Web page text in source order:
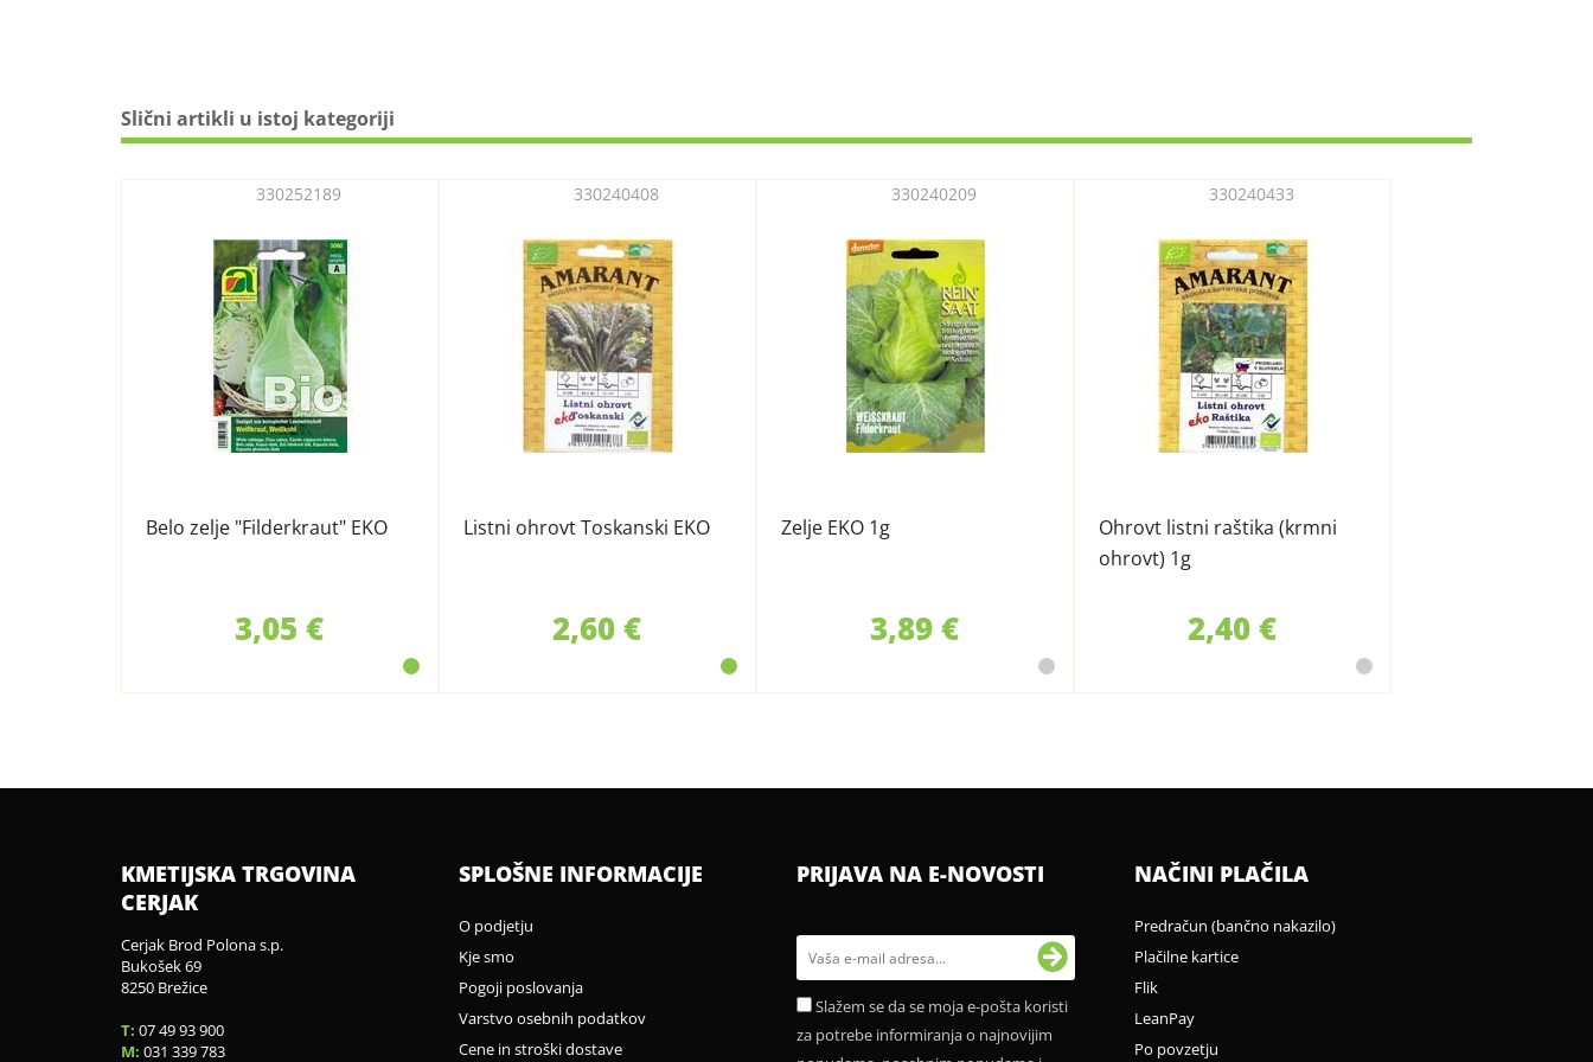
Slični artikli u istoj kategoriji
Belo zelje "Filderkraut" EKO
330252189
3,05 €
Listni ohrovt Toskanski EKO
330240408
2,60 €
Zelje EKO 1g
330240209
3,89 €
Ohrovt listni raštika (krmni
ohrovt) 1g
330240433
2,40 €
KMETIJSKA TRGOVINA
CERJAK
Cerjak Brod Polona s.p.
Bukošek 69
8250 Brežice
T: 07 49 93 900
M: 031 339 783
SPLOŠNE INFORMACIJE
O podjetju
Kje smo
Pogoji poslovanja
Varstvo osebnih podatkov
Cene in stroški dostave
PRIJAVA NA E-NOVOSTI
Slažem se da se moja e-pošta koristi
za potrebe informiranja o najnovijim
NAČINI PLAČILA
Predračun (bančno nakazilo)
Plačilne kartice
Flik
LeanPay
Po povzetju